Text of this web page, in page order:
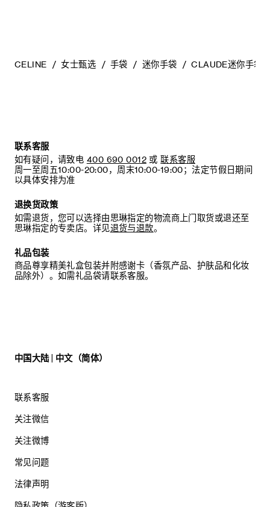
CELINE 女士甄选 手袋 迷你手袋 CLAUDE迷你手袋
联系客服
如有疑问，请致电 400 690 0012 或 联系客服
周一至周五10:00-20:00，周末10:00-19:00；法定节假日期间
以具体安排为准
退换货政策
如需退货，您可以选择由思琳指定的物流商上门取货或退还至
思琳指定的专卖店。详见退货与退款。
礼品包装
商品尊享精美礼盒包装并附感谢卡（香氛产品、护肤品和化妆
品除外）。如需礼品袋请联系客服。
中国大陆 | 中文（简体）
联系客服
关注微信
关注微博
常见问题
法律声明